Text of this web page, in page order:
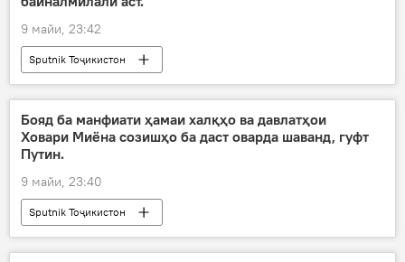
9 майи, 23:42
Sputnik Тоҷикистон
Бояд ба манфиати ҳамаи халқҳо ва давлатҳои
Ховари Миёна созишҳо ба даст оварда шаванд, гуфт
Путин.
9 майи, 23:40
Sputnik Тоҷикистон